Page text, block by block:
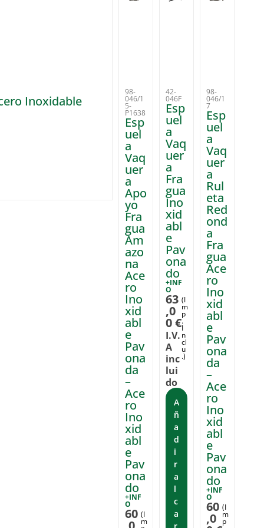
Inoxidable
98-
046/1
5-
P1638
Esp
uel
a
Vaq
uer
a
Apo
yo
Fra
gua
Am
azo
na
Ace
ro
Ino
xid
abl
e
Pav
ona
da
–
Ace
ro
Ino
xid
abl
e
Pav
ona
do
+INF
O
60 (I
m
42-
046F
Esp
uel
a
Vaq
uer
a
Fra
gua
Ino
xid
abl
e
Pav
ona
do
+INF
O
63
,0
0€
I.V.
A
inc
lui
do
(I
m
p
.
I
n
cl
u
.)
A
ñ
a
d
i
r
a
l
c
a
98-
046/1
7
Esp
uel
a
Vaq
uer
a
Rul
eta
Red
ond
a
Fra
gua
Ace
ro
Ino
xid
abl
e
Pav
ona
da
–
Ace
ro
Ino
xid
abl
e
Pav
ona
do
+INF
O
60
,0
(I
m
p